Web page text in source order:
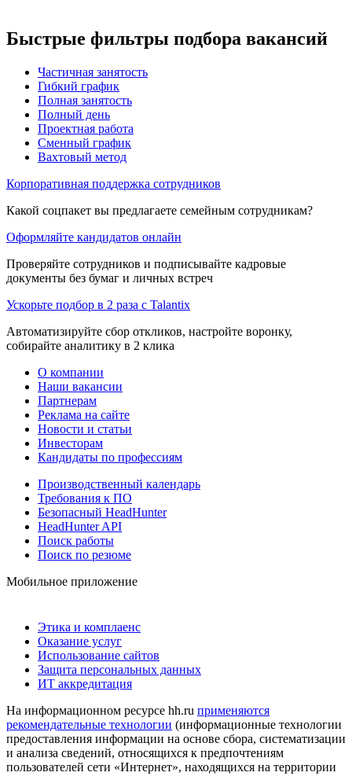
Быстрые фильтры подбора вакансий
Частичная занятость
Гибкий график
Полная занятость
Полный день
Проектная работа
Сменный график
Вахтовый метод
Корпоративная поддержка сотрудников
Какой соцпакет вы предлагаете семейным сотрудникам?
Оформляйте кандидатов онлайн
Проверяйте сотрудников и подписывайте кадровые
документы без бумаг и личных встреч
Ускорьте подбор в 2 раза с Talantix
Автоматизируйте сбор откликов, настройте воронку,
собирайте аналитику в 2 клика
О компании
Наши вакансии
Партнерам
Реклама на сайте
Новости и статьи
Инвесторам
Кандидаты по профессиям
Производственный календарь
Требования к ПО
Безопасный HeadHunter
HeadHunter API
Поиск работы
Поиск по резюме
Мобильное приложение
Этика и комплаенс
Оказание услуг
Использование сайтов
Защита персональных данных
ИТ аккредитация
На информационном ресурсе hh.ru применяются
рекомендательные технологии (информационные технологии
предоставления информации на основе сбора, систематизации
и анализа сведений, относящихся к предпочтениям
пользователей сети «Интернет», находящихся на территории